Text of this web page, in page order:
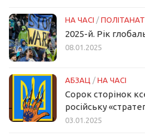
НА ЧАСІ /
2025-й. Рік
08.01.2025
АБЗАЦ / НА ЧАСІ
Сорок сторінок
російську
03.01.2025